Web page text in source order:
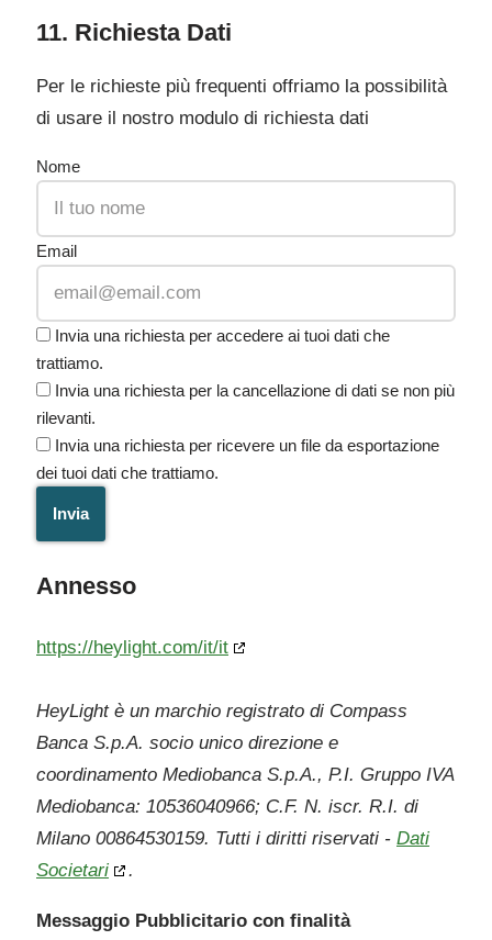
11. Richiesta Dati
Per le richieste più frequenti offriamo la possibilità
di usare il nostro modulo di richiesta dati
Nome
Email
Invia una richiesta per accedere ai tuoi dati che
trattiamo.
Invia una richiesta per la cancellazione di dati se non più
rilevanti.
Invia una richiesta per ricevere un file da esportazione
dei tuoi dati che trattiamo.
Annesso
https://heylight.com/it/it
HeyLight è un marchio registrato di Compass
Banca S.p.A. socio unico direzione e
coordinamento Mediobanca S.p.A., P.I. Gruppo IVA
Mediobanca: 10536040966; C.F. N. iscr. R.I. di
Milano 00864530159. Tutti i diritti riservati - Dati
Societari
.
Messaggio Pubblicitario con finalità